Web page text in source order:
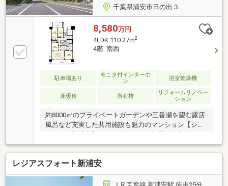
千葉県浦安市日の出３
8,580万円
4LDK 110.27m2
4階 南西
駐車場あり
モニタ付インターホ
ン
浴室乾燥機
床暖房 所有権
リフォームリノベー
ション
約8000㎡のプライベートガーデンや三番瀬を望む露店
風呂など充実した共用施設も魅力のマンション【シー
に内装リフォームを実施しています。南西・北東向き
の両面バルコニーの為、陽当たり・通風良好。全居室
6帖以上＋WICや納戸等の収納量豊富です。ご見学やご
質問の際は、担当までお気軽にお問い合わせくださ
レジアスフォート新浦安